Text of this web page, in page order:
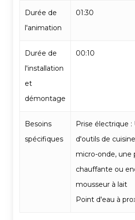
Durée de
l'animation
01:30
Durée de
l'installation
et
démontage
00:10
Besoins
spécifiques
Prise électrique :
d'outils de
micro-onde, une
chauffante ou
mousseur à lait
Point d'eau à